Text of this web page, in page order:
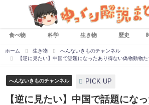
食べ物 科学 生き物 歴史
ホーム 生き物
へんないきものチャンネル
【逆に見たい】中国で話題になったあり得ない偽物動物た
へんないきものチャンネル PICK UP
【逆に見たい】中国で話題にな